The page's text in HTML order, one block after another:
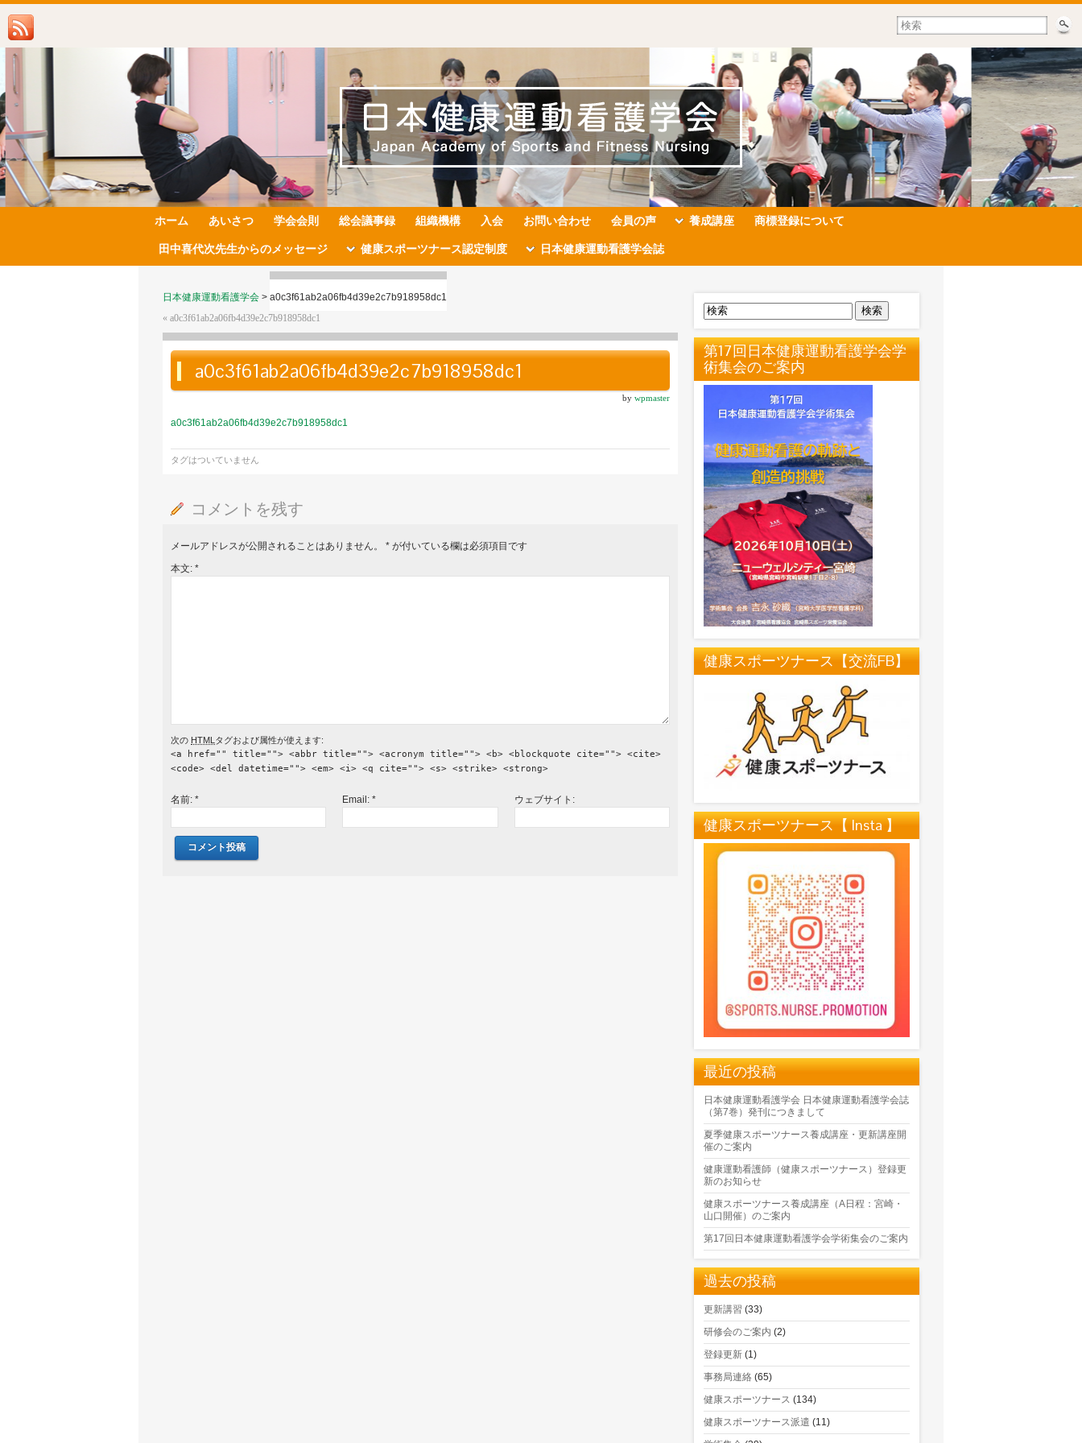
ホーム あいさつ 学会会則 総会議事録 組織機構 入会 お問い合わせ 会員の声 養成講座 商標登録について
田中喜代次先生からのメッセージ 健康スポーツナース認定制度 日本健康運動看護学会誌
日本健康運動看護学会 > a0c3f61ab2a06fb4d39e2c7b918958dc1
« a0c3f61ab2a06fb4d39e2c7b918958dc1
a0c3f61ab2a06fb4d39e2c7b918958dc1
by wpmaster
a0c3f61ab2a06fb4d39e2c7b918958dc1
タグはついていません
コメントを残す
メールアドレスが公開されることはありません。 * が付いている欄は必須項目です
本文: *
次の HTML タグおよび属性が使えます:
<a href="" title=""> <abbr title=""> <acronym title=""> <b> <blockquote cite=""> <cite>
<code> <del datetime=""> <em> <i> <q cite=""> <s> <strike> <strong>
名前: * Email:* ウェブサイト:
検索
第17回日本健康運動看護学会学
術集会のご案内
健康スポーツナース【交流FB】
健康スポーツナース【 Insta 】
最近の投稿
日本健康運動看護学会 日本健康運動看護学会誌
（第7巻）発刊につきまして
夏季健康スポーツナース養成講座・更新講座開
催のご案内
健康運動看護師（健康スポーツナース）登録更
新のお知らせ
健康スポーツナース養成講座（A日程：宮崎・
山口開催）のご案内
第17回日本健康運動看護学会学術集会のご案内
過去の投稿
更新講習 (33)
研修会のご案内 (2)
登録更新 (1)
事務局連絡 (65)
健康スポーツナース (134)
健康スポーツナース派遣 (11)